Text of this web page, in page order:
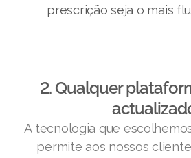
prescrição seja o mais
2. Qualquer
A tecnologia que
permite aos nossos